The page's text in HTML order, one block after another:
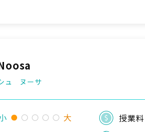
ュ ヌーサ
大 授業料